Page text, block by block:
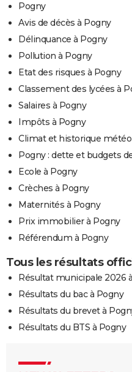
Pogny
Avis de décès à Pogny
Délinquance à Pogny
Pollution à Pogny
Etat des risques à Pogny
Classement des lycées à
Salaires à Pogny
Impôts à Pogny
Climat et historique
Pogny : dette et budgets
Ecole à Pogny
Crèches à Pogny
Maternités à Pogny
Prix immobilier à Pogny
Référendum à Pogny
Tous les résultats
Résultat municipale 2026
Résultats du bac à Pogny
Résultats du brevet à
Résultats du BTS à Pogny